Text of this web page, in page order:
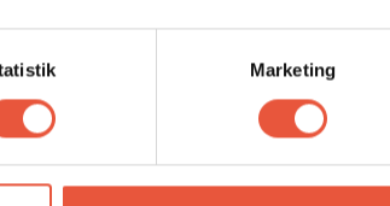
Marketing